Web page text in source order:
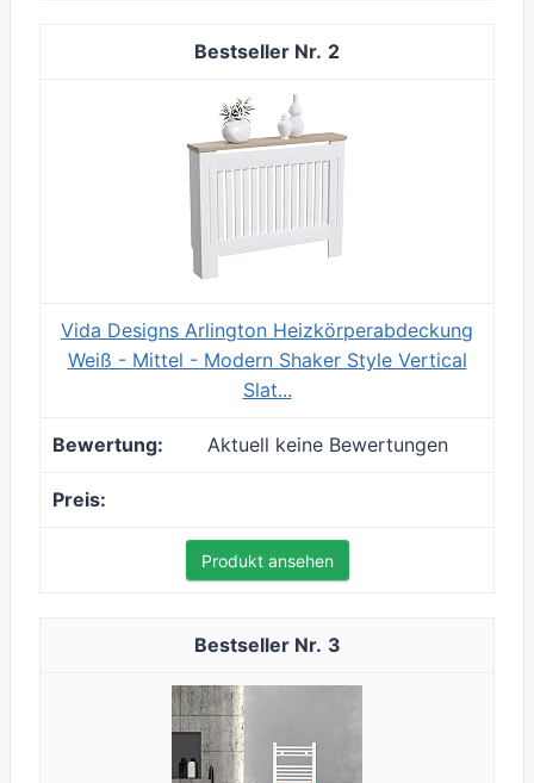
2
Vida Designs Arlington Heizkörperabdeckung
Weiß - Mittel - Modern Shaker Style Vertical
Slat...
Aktuell keine Bewertungen
Produkt ansehen
3